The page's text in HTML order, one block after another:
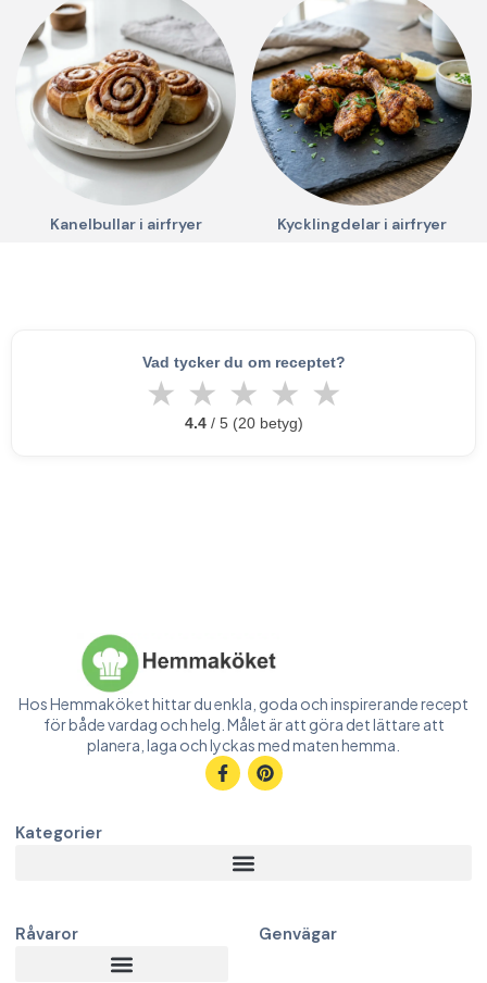
Kanelbullar i airfryer Kycklingdelar i airfryer
Vad tycker du om receptet?
★ ★ ★ ★ ★
4.4/ 5 (20 betyg)
Hos Hemmaköket hittar du enkla, goda och inspirerande recept
för både vardag och helg. Målet är att göra det lättare att
planera, laga och lyckas med maten hemma.
Kategorier
Råvaror Genvägar